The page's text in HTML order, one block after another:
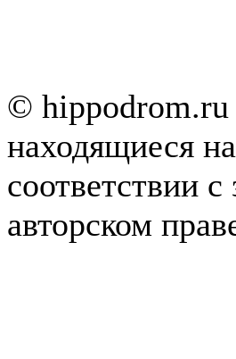
© hippodrom.ru
находящиеся
соответствии
авторском